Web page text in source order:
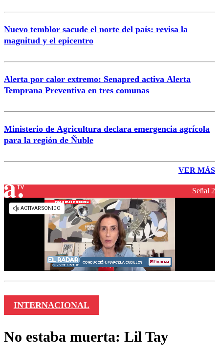
Nuevo temblor sacude el norte del país: revisa la
magnitud y el epicentro
Alerta por calor extremo: Senapred activa Alerta
Temprana Preventiva en tres comunas
Ministerio de Agricultura declara emergencia agrícola
para la región de Ñuble
VER MÁS
Señal 2
INTERNACIONAL
No estaba muerta: Lil Tay